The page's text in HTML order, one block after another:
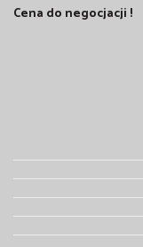
Cena do negocjacji !